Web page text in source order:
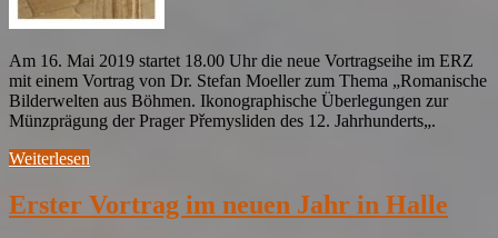
Am 16. Mai 2019 startet 18.00 Uhr die neue Vortragseihe im ERZ
mit einem Vortrag von Dr. Stefan Moeller zum Thema „Romanische
Bilderwelten aus Böhmen. Ikonographische Überlegungen zur
Münzprägung der Prager Přemysliden des 12. Jahrhunderts„.
Weiterlesen
Erster Vortrag im neuen Jahr in Halle